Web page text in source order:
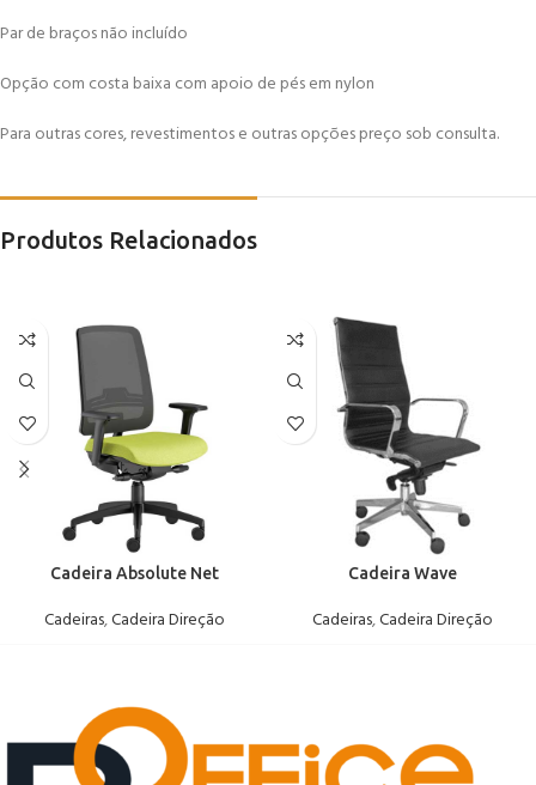
Par de braços não incluído
Opção com costa baixa com apoio de pés em nylon
Para outras cores, revestimentos e outras opções preço sob consulta.
Produtos Relacionados
Cadeira Absolute Net
Cadeiras,Cadeira Direção
Cadeira Wave
Cadeiras,Cadeira Direção